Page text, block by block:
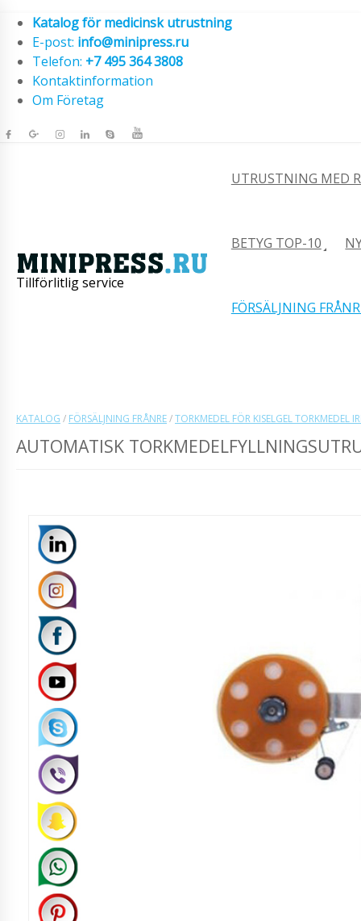
Katalog för medicinsk utrustning
E-post: info@minipress.ru
Telefon: +7 495 364 3808
Kontaktinformation
Om Företag
Tillförlitlig service
UTRUSTNING MED
BETYG TOP-10
FÖRSÄLJNING
KATALOG / FÖRSÄLJNING FRÅNRE/TORKMEDEL FÖR KISELGEL TORKMEDEL
AUTOMATISK